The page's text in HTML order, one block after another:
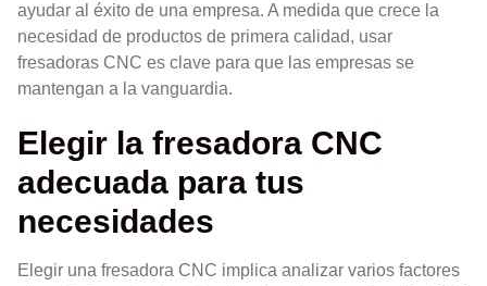
ayudar al éxito de una empresa. A medida que crece la
necesidad de productos de primera calidad, usar
fresadoras CNC es clave para que las empresas se
mantengan a la vanguardia.
Elegir la fresadora CNC
adecuada para tus
necesidades
Elegir una fresadora CNC implica analizar varios factores